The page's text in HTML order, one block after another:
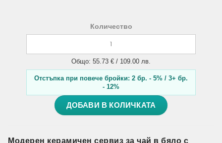
Количество
Общо: 55.73 € / 109.00 лв.
Отстъпка при повече бройки: 2 бр. - 5% / 3+ бр.
- 12%
ДОБАВИ В КОЛИЧКАТА